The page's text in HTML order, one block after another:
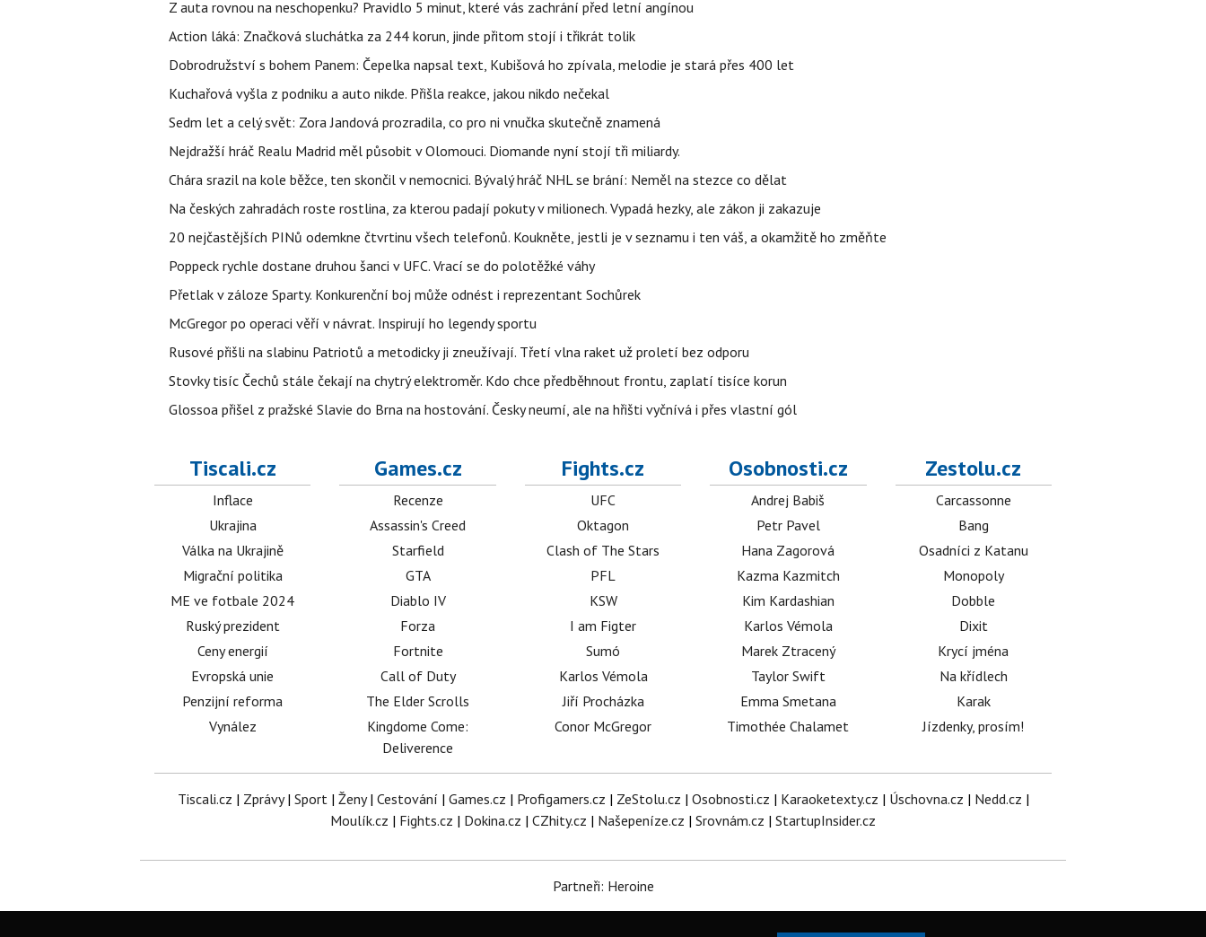
Z auta rovnou na neschopenku? Pravidlo 5 minut, které vás zachrání před letní angínou
Action láká: Značková sluchátka za 244 korun, jinde přitom stojí i třikrát tolik
Dobrodružství s bohem Panem: Čepelka napsal text, Kubišová ho zpívala, melodie je stará přes 400 let
Kuchařová vyšla z podniku a auto nikde. Přišla reakce, jakou nikdo nečekal
Sedm let a celý svět: Zora Jandová prozradila, co pro ni vnučka skutečně znamená
Nejdražší hráč Realu Madrid měl působit v Olomouci. Diomande nyní stojí tři miliardy.
Chára srazil na kole běžce, ten skončil v nemocnici. Bývalý hráč NHL se brání: Neměl na stezce co dělat
Na českých zahradách roste rostlina, za kterou padají pokuty v milionech. Vypadá hezky, ale zákon ji zakazuje
20 nejčastějších PINů odemkne čtvrtinu všech telefonů. Koukněte, jestli je v seznamu i ten váš, a okamžitě ho změňte
Poppeck rychle dostane druhou šanci v UFC. Vrací se do polotěžké váhy
Přetlak v záloze Sparty. Konkurenční boj může odnést i reprezentant Sochůrek
McGregor po operaci věří v návrat. Inspirují ho legendy sportu
Rusové přišli na slabinu Patriotů a metodicky ji zneužívají. Třetí vlna raket už proletí bez odporu
Stovky tisíc Čechů stále čekají na chytrý elektroměr. Kdo chce předběhnout frontu, zaplatí tisíce korun
Glossoa přišel z pražské Slavie do Brna na hostování. Česky neumí, ale na hřišti vyčnívá i přes vlastní gól
Tiscali.cz
Inflace
Ukrajina
Válka na Ukrajině
Migrační politika
ME ve fotbale 2024
Ruský prezident
Ceny energií
Evropská unie
Penzijní reforma
Vynález
Games.cz
Recenze
Assassin's Creed
Starfield
GTA
Diablo IV
Forza
Fortnite
Call of Duty
The Elder Scrolls
Kingdome Come:
Deliverence
Fights.cz
UFC
Oktagon
Clash of The Stars
PFL
KSW
I am Figter
Sumó
Karlos Vémola
Jiří Procházka
Conor McGregor
Osobnosti.cz
Andrej Babiš
Petr Pavel
Hana Zagorová
Kazma Kazmitch
Kim Kardashian
Karlos Vémola
Marek Ztracený
Taylor Swift
Emma Smetana
Timothée Chalamet
Zestolu.cz
Carcassonne
Bang
Osadníci z Katanu
Monopoly
Dobble
Dixit
Krycí jména
Na křídlech
Karak
Jízdenky, prosím!
Tiscali.cz | Zprávy| Sport| Ženy| Cestování | Games.cz | Profigamers.cz | ZeStolu.cz | Osobnosti.cz | Karaoketexty.cz | Úschovna.cz | Nedd.cz |
Moulík.cz | Fights.cz | Dokina.cz | CZhity.cz | Našepeníze.cz | Srovnám.cz | StartupInsider.cz
Partneři: Heroine